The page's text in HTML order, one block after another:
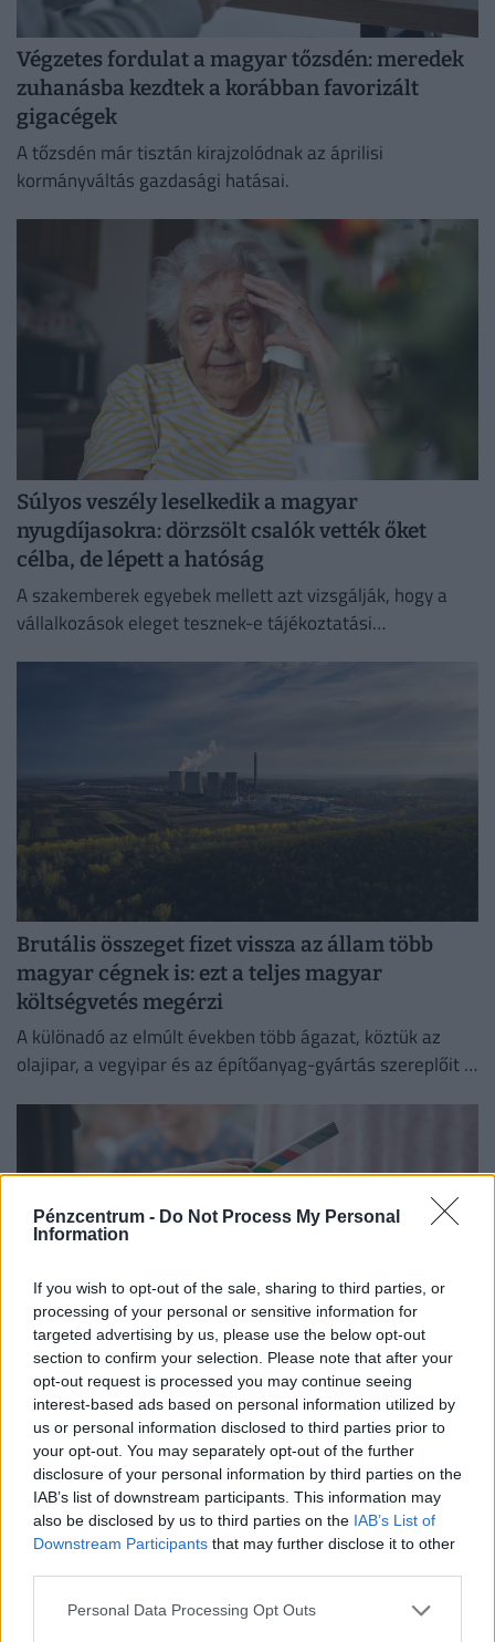
Pénzcentrum - Do Not Process My Personal
Information
If you wish to opt-out of the sale, sharing to third parties, or
processing of your personal or sensitive information for
targeted advertising by us, please use the below opt-out
section to confirm your selection. Please note that after your
opt-out request is processed you may continue seeing
interest-based ads based on personal information utilized by
us or personal information disclosed to third parties prior to
your opt-out. You may separately opt-out of the further
disclosure of your personal information by third parties on the
IAB’s list of downstream participants. This information may
also be disclosed by us to third parties on the IAB’s List of
Downstream Participants that may further disclose it to other
Personal Data Processing Opt Outs
Végzetes fordulat a magyar tőzsdén: meredek
zuhanásba kezdtek a korábban favorizált
gigacégek
A tőzsdén már tisztán kirajzolódnak az áprilisi
kormányváltás gazdasági hatásai.
Súlyos veszély leselkedik a magyar
nyugdíjasokra: dörzsölt csalók vették őket
célba, de lépett a hatóság
A szakemberek egyebek mellett azt vizsgálják, hogy a
vállalkozások eleget tesznek-e tájékoztatási
Brutális összeget fizet vissza az állam több
magyar cégnek is: ezt a teljes magyar
költségvetés megérzi
A különadó az elmúlt években több ágazat, köztük az
olajipar, a vegyipar és az építőanyag-gyártás szereplőit is
Filmgyártással foglalkozó céget fülelt le a NAV:
nem csak a sztori, a számlák is fiktívek voltak -
174 millió forint adót csaltak el
A céghálózat népszerű hazai televíziós műsorok
gyártásában volt érdekelt, és az adózásra is sajátos
forgatókönyvet talált ki.